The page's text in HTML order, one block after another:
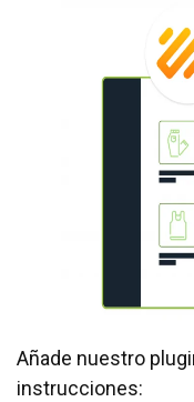
Añade nuestro
instrucciones: